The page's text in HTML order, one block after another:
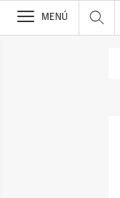
>
MENÚ